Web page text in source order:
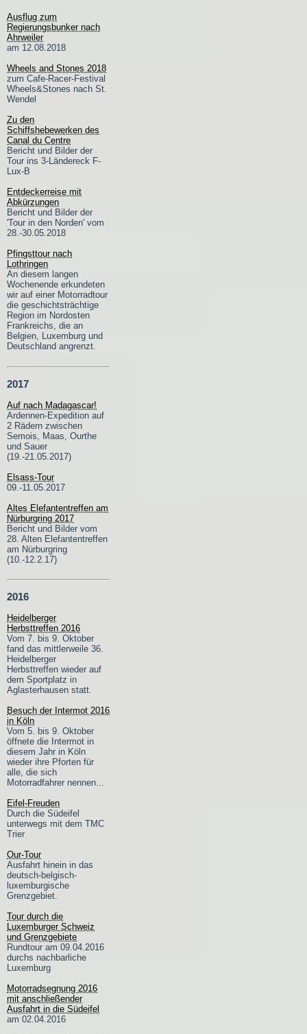
Ausflug zum
Regierungsbunker nach
Ahrweiler
am 12.08.2018
Wheels and Stones 2018
zum Cafe-Racer-Festival
Wheels&Stones nach St.
Wendel
Zu den
Schiffshebewerken des
Canal du Centre
Bericht und Bilder der
Tour ins 3-Ländereck F-
Lux-B
Entdeckerreise mit
Abkürzungen
Bericht und Bilder der
'Tour in den Norden' vom
28.-30.05.2018
Pfingsttour nach
Lothringen
An diesem langen
Wochenende erkundeten
wir auf einer Motorradtour
die geschichtsträchtige
Region im Nordosten
Frankreichs, die an
Belgien, Luxemburg und
Deutschland angrenzt.
2017
Auf nach Madagascar!
Ardennen-Expedition auf
2 Rädern zwischen
Semois, Maas, Ourthe
und Sauer
(19.-21.05.2017)
Elsass-Tour
09.-11.05.2017
Altes Elefantentreffen am
Nürburgring 2017
Bericht und Bilder vom
28. Alten Elefantentreffen
am Nürburgring
(10.-12.2.17)
2016
Heidelberger
Herbsttreffen 2016
Vom 7. bis 9. Oktober
fand das mittlerweile 36.
Heidelberger
Herbsttreffen wieder auf
dem Sportplatz in
Aglasterhausen statt.
Besuch der Intermot 2016
in Köln
Vom 5. bis 9. Oktober
öffnete die Intermot in
diesem Jahr in Köln
wieder ihre Pforten für
alle, die sich
Motorradfahrer nennen...
Eifel-Freuden
Durch die Südeifel
unterwegs mit dem TMC
Trier
Our-Tour
Ausfahrt hinein in das
deutsch-belgisch-
luxemburgische
Grenzgebiet.
Tour durch die
Luxemburger Schweiz
und Grenzgebiete
Rundtour am 09.04.2016
durchs nachbarliche
Luxemburg
Motorradsegnung 2016
mit anschließender
Ausfahrt in die Südeifel
am 02.04.2016